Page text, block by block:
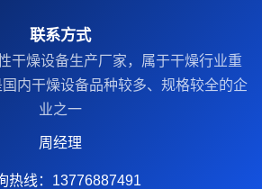
联系方式
干燥设备生产厂家‌，属于干燥行业重
内干燥设备品种较多、规格较全的企
业之一
周经理
热线：13776887491